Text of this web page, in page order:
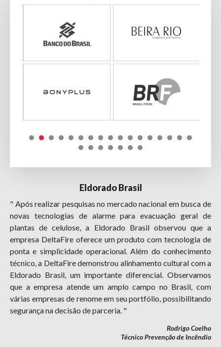
Eldorado Brasil
" Após realizar pesquisas no mercado nacional em busca de
novas tecnologias de alarme para evacuação geral de
plantas de celulose, a Eldorado Brasil observou que a
empresa DeltaFire oferece um produto com tecnologia de
ponta e simplicidade operacional. Além do conhecimento
técnico, a DeltaFire demonstrou alinhamento cultural com a
Eldorado Brasil, um importante diferencial. Observamos
que a empresa atende um amplo campo no Brasil, com
várias empresas de renome em seu portfólio, possibilitando
segurança na decisão de parceria. "
Rodrigo Coelho
Técnico Prevenção de Incêndio